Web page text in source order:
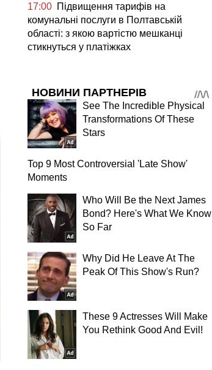
17:00 Підвищення тарифів на
комунальні послуги в Полтавській
області: з якою вартістю мешканці
стикнуться у платіжках
НОВИНИ ПАРТНЕРІВ
See The Incredible Physical
Transformations Of These
Stars
Top 9 Most Controversial 'Late Show'
Moments
Who Will Be the Next James
Bond? Here's What We Know
So Far
Why Did He Leave At The
Peak Of This Show's Run?
These 9 Actresses Will Make
You Rethink Good And Evil!